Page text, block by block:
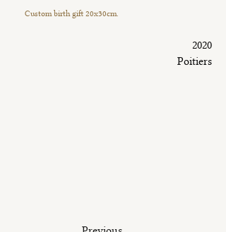
Custom birth gift 20x30cm.
2020
Poitiers